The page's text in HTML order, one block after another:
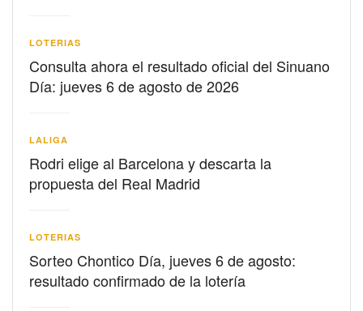
LOTERIAS
Consulta ahora el resultado oficial del Sinuano
Día: jueves 6 de agosto de 2026
LALIGA
Rodri elige al Barcelona y descarta la
propuesta del Real Madrid
LOTERIAS
Sorteo Chontico Día, jueves 6 de agosto:
resultado confirmado de la lotería